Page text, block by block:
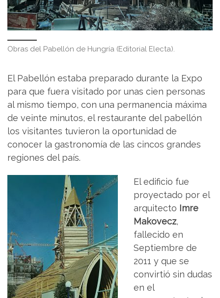
Obras del Pabellón de Hungría (Editorial Electa).
El Pabellón estaba preparado durante la Expo
para que fuera visitado por unas cien personas
al mismo tiempo, con una permanencia máxima
de veinte minutos, el restaurante del pabellón
los visitantes tuvieron la oportunidad de
conocer la gastronomía de las cincos grandes
regiones del país.
El edificio fue
proyectado por el
arquitecto Imre
Makovecz,
fallecido en
Septiembre de
2011 y que se
convirtió sin dudas
en el